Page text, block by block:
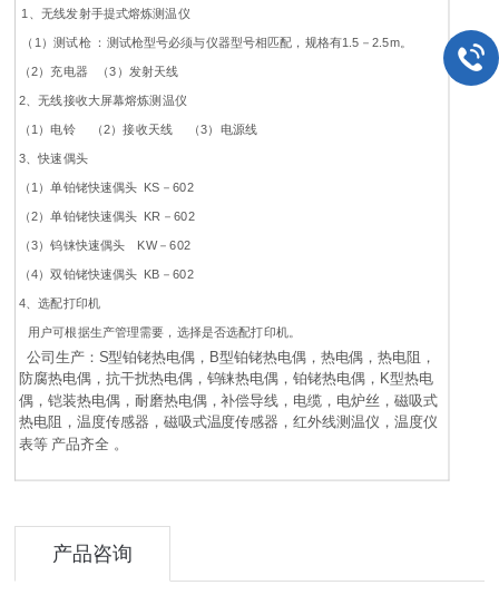
1、无线发射手提式熔炼测温仪
（1）测试枪 ：测试枪型号必须与仪器型号相匹配，规格有1.5－2.5m。
（2）充电器 （3）发射天线
2、无线接收大屏幕熔炼测温仪
（1）电铃 （2）接收天线 （3）电源线
3、快速偶头
（1）单铂铑快速偶头 KS－602
（2）单铂铑快速偶头 KR－602
（3）钨铼快速偶头 KW－602
（4）双铂铑快速偶头 KB－602
4、选配打印机
用户可根据生产管理需要，选择是否选配打印机。
公司生产：S型铂铑热电偶，B型铂铑热电偶，热电偶，热电阻，
防腐热电偶，抗干扰热电偶，钨铼热电偶，铂铑热电偶，K型热电
偶，铠装热电偶，耐磨热电偶，补偿导线，电缆，电炉丝，磁吸式
热电阻
，温度传感器， 磁吸式温度传感器，红外线测温仪，温度仪
表等 产品齐全 。
产品咨询